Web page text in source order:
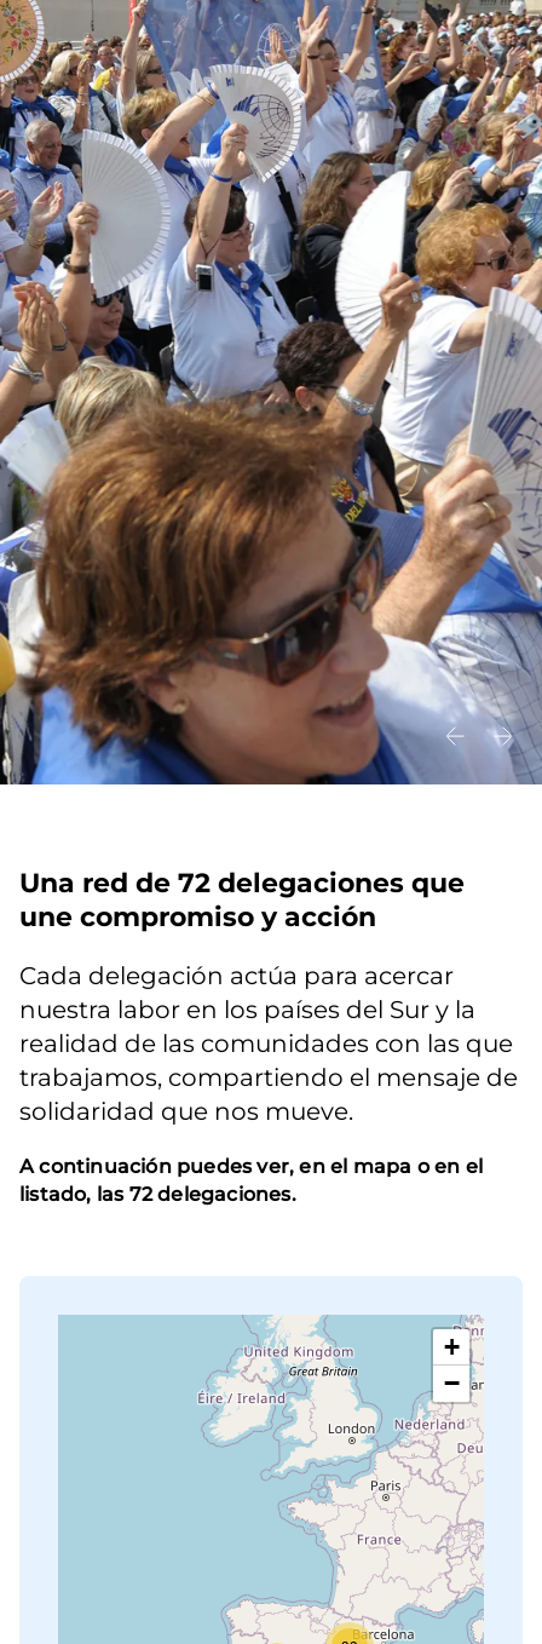
Una red de 72 delegaciones que
une compromiso y acción
Cada delegación actúa para acercar
nuestra labor en los países del Sur y la
realidad de las comunidades con las que
trabajamos, compartiendo el mensaje de
solidaridad que nos mueve.
A continuación puedes ver, en el mapa o en el
listado, las 72 delegaciones.
+
−